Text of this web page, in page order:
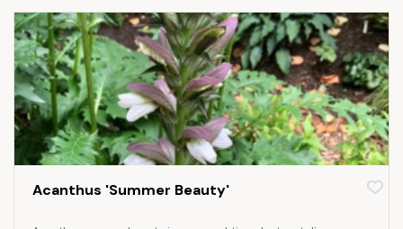
Acanthus 'Summer Beauty'